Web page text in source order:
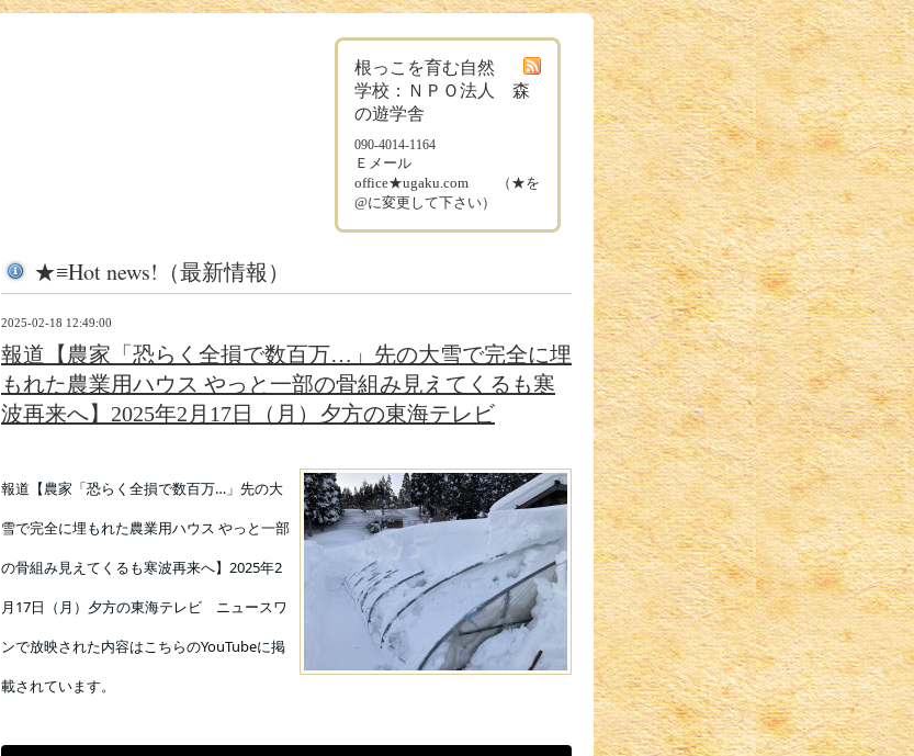
根っこを育む自然
学校：ＮＰＯ法人 森
の遊学舎
090-4014-1164
Ｅメール
office★ugaku.com （★を
@に変更して下さい）
★≡Hot news!（最新情報）
2025-02-18 12:49:00
報道【農家「恐らく全損で数百万…」先の大雪で完全に埋
もれた農業用ハウス やっと一部の骨組み見えてくるも寒
波再来へ】2025年2月17日（月）夕方の東海テレビ
報道【農家「恐らく全損で数百万…」先の大
雪で完全に埋もれた農業用ハウス やっと一部
の骨組み見えてくるも寒波再来へ】2025年2
月17日（月）夕方の東海テレビ ニュースワ
ンで放映された内容はこちらのYouTubeに掲
載されています。